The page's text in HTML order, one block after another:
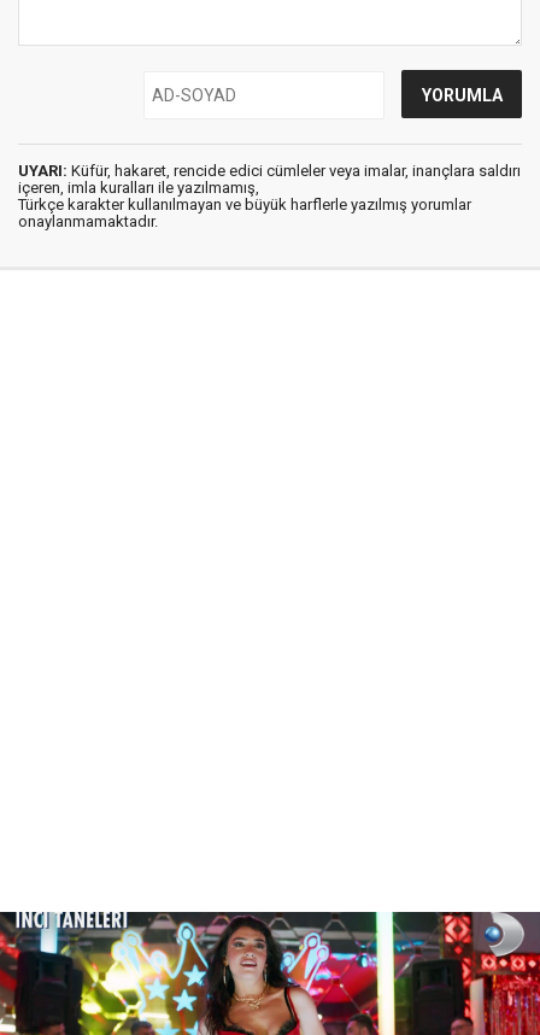
UYARI: Küfür, hakaret, rencide edici cümleler veya imalar, inançlara saldırı
içeren, imla kuralları ile yazılmamış,
Türkçe karakter kullanılmayan ve büyük harflerle yazılmış yorumlar
onaylanmamaktadır.